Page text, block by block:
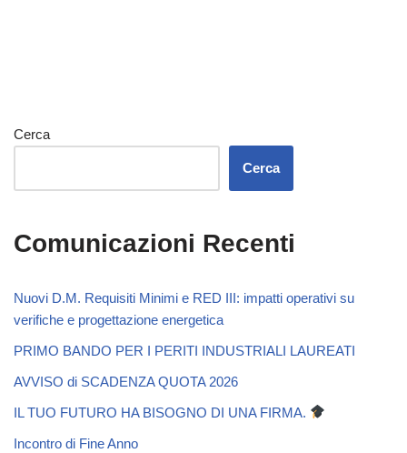
Cerca
Cerca
Comunicazioni Recenti
Nuovi D.M. Requisiti Minimi e RED III: impatti operativi su
verifiche e progettazione energetica
PRIMO BANDO PER I PERITI INDUSTRIALI LAUREATI
AVVISO di SCADENZA QUOTA 2026
IL TUO FUTURO HA BISOGNO DI UNA FIRMA.
Incontro di Fine Anno